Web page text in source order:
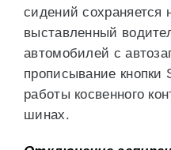
сидений сохраняется
выставленный
автомобилей с
прописывание кнопки
работы косвенного
шинах.